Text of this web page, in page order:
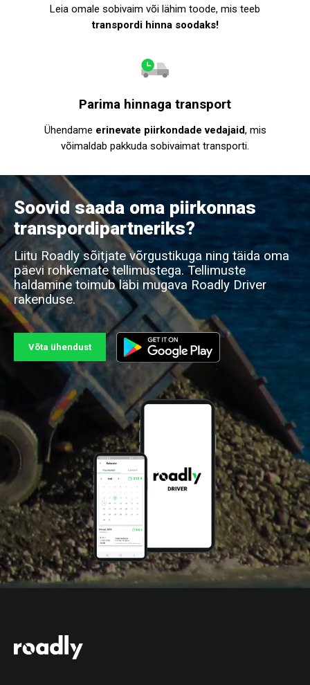
Leia omale sobivaim või lähim toode, mis teeb
transpordi hinna soodaks!
Parima hinnaga transport
Ühendame erinevate piirkondade vedajaid, mis
võimaldab pakkuda sobivaimat transporti.
Soovid saada oma piirkonnas
transpordipartneriks?
Liitu Roadly sõitjate võrgustikuga ning täida oma
päevi rohkemate tellimustega. Tellimuste
haldamine toimub läbi mugava Roadly Driver
rakenduse.
Võta ühendust